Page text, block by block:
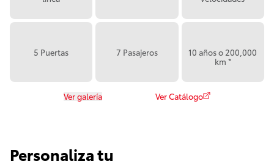
5 Puertas 7 Pasajeros
10 años o 200,000
km *
Ver galería Ver Catálogo
Personaliza tu